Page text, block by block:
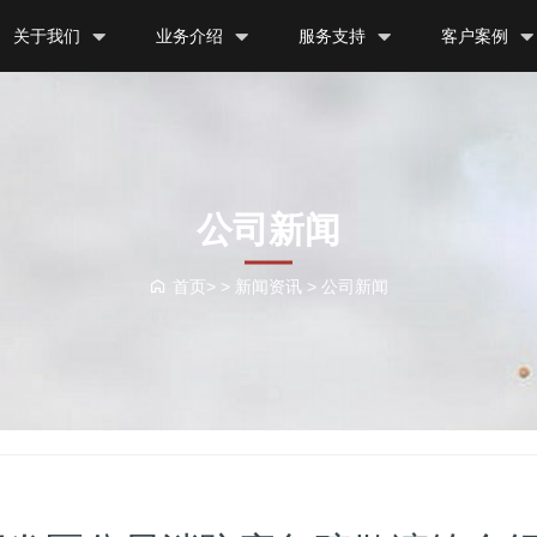
关于我们 业务介绍 服务支持 客户案例
公司新闻
首页> > 新闻资讯 > 公司新闻